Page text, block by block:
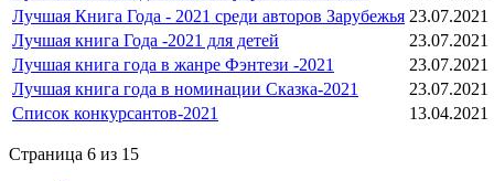
Лучшая Книга Года - 2021 среди авторов Зарубежья 23.07.2021
Лучшая книга Года -2021 для детей
23.07.2021
Лучшая книга года в жанре Фэнтези -2021
23.07.2021
Лучшая книга года в номинации Сказка-2021
23.07.2021
Список конкурсантов-2021
13.04.2021
Страница 6 из 15